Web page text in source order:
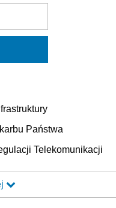
Państwa
Telekomunikacji
i Budownictwa